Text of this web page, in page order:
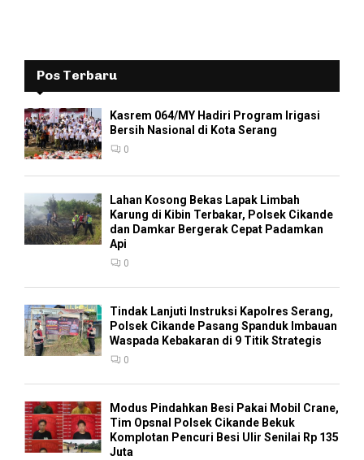
Pos Terbaru
Kasrem 064/MY Hadiri Program Irigasi
Bersih Nasional di Kota Serang
0
Lahan Kosong Bekas Lapak Limbah
Karung di Kibin Terbakar, Polsek Cikande
dan Damkar Bergerak Cepat Padamkan
Api
0
Tindak Lanjuti Instruksi Kapolres Serang,
Polsek Cikande Pasang Spanduk Imbauan
Waspada Kebakaran di 9 Titik Strategis
0
Modus Pindahkan Besi Pakai Mobil Crane,
Tim Opsnal Polsek Cikande Bekuk
Komplotan Pencuri Besi Ulir Senilai Rp 135
Juta